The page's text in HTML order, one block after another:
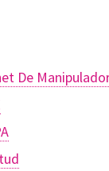
De